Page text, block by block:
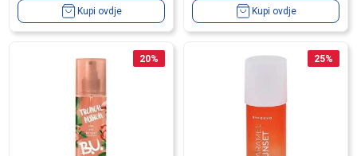
Kupi ovdje Kupi ovdje
20% 25%